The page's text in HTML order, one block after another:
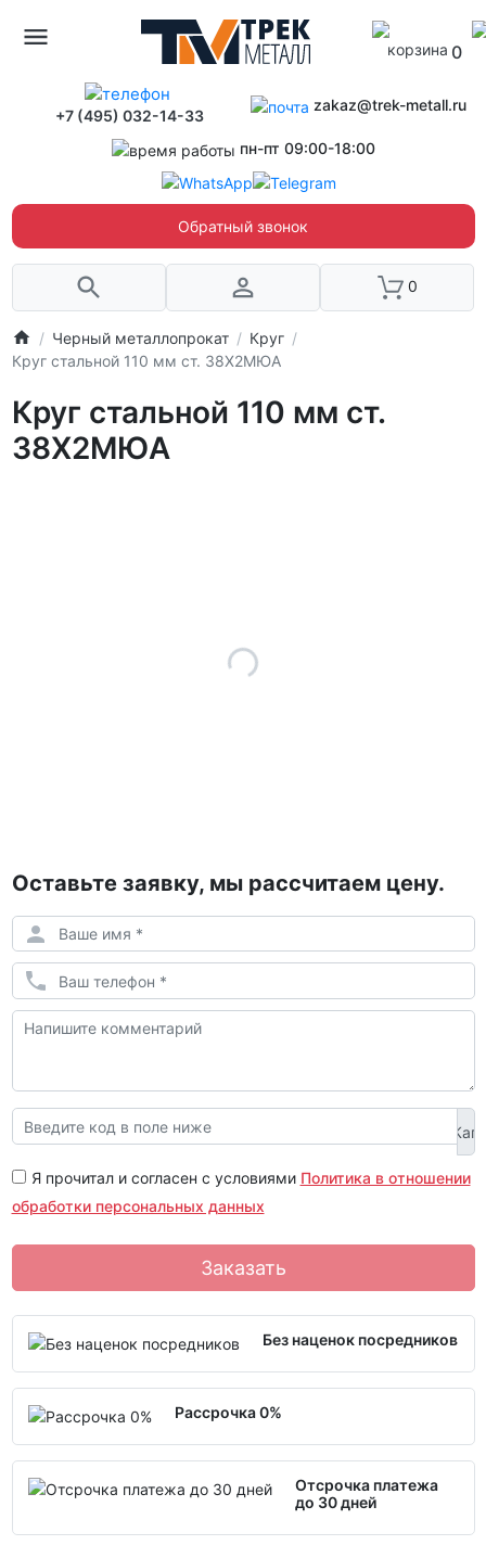
0
+7 (495) 032-14-33
zakaz@trek-metall.ru
пн-пт 09:00-18:00
Обратный звонок
0
Черный металлопрокат
Круг
Круг стальной 110 мм ст. 38Х2МЮА
Круг стальной 110 мм ст.
38Х2МЮА
Оставьте заявку, мы рассчитаем цену.
Я прочитал и согласен с условиями Политика в отношении
обработки персональных данных
Заказать
Без наценок посредников
Рассрочка 0%
Отсрочка платежа
до 30 дней